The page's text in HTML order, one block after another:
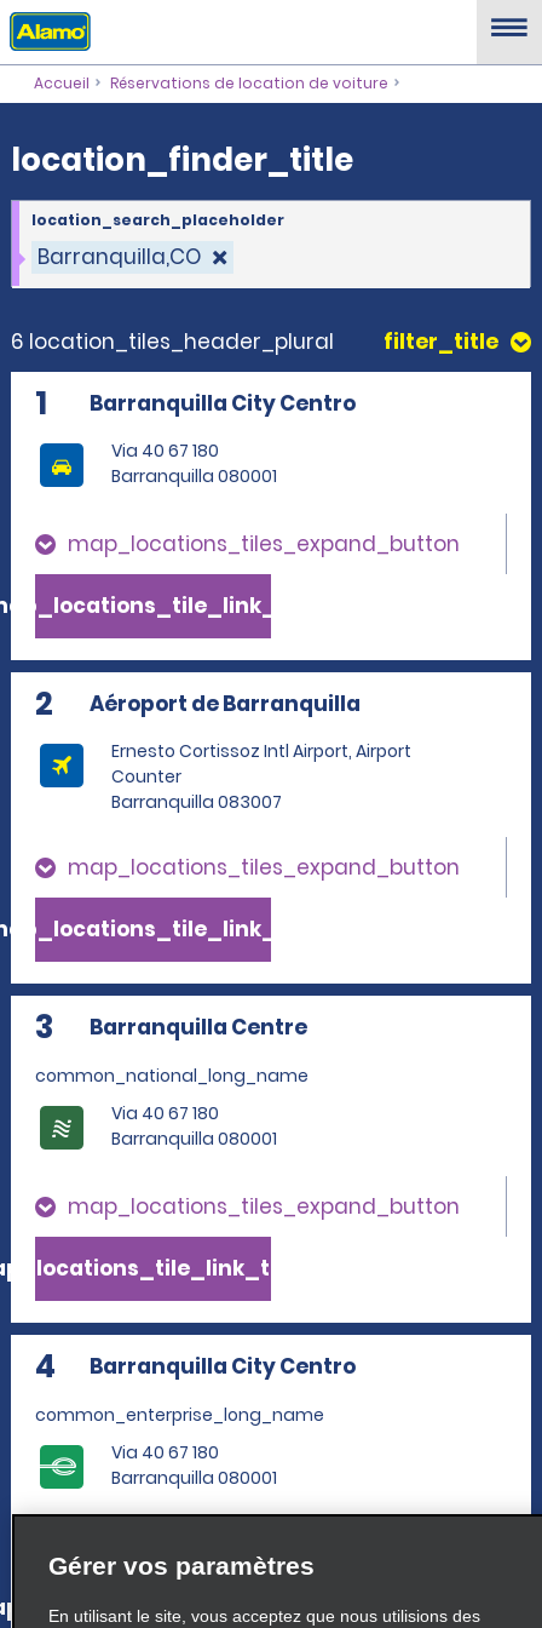
location_finder_title
Accueil Réservations de location de voiture
location_finder_title
Barranquilla,CO
location_search_placeholder
6 location_tiles_header_plural filter_title
1 Barranquilla City Centro
Via 40 67 180
Barranquilla 080001
map_locations_tiles_expand_button
2 Aéroport de Barranquilla
Ernesto Cortissoz Intl Airport, Airport
Counter
Barranquilla 083007
map_locations_tiles_expand_button
3 Barranquilla Centre
common_national_long_name
Via 40 67 180
Barranquilla 080001
map_locations_tiles_expand_button
4 Barranquilla City Centro
common_enterprise_long_name
Via 40 67 180
Barranquilla 080001
Gérer vos paramètres
En utilisant le site, vous acceptez que nous utilisions des